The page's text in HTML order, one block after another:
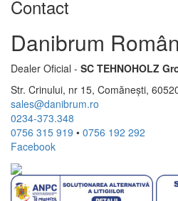
Contact
Danibrum
Dealer Oficial - SC TEHNOHOLZ
Str. Crinului, nr 15, Comănești,
sales@danibrum.ro
0234-373.348
0756 315 919 • 0756 192 292
Facebook